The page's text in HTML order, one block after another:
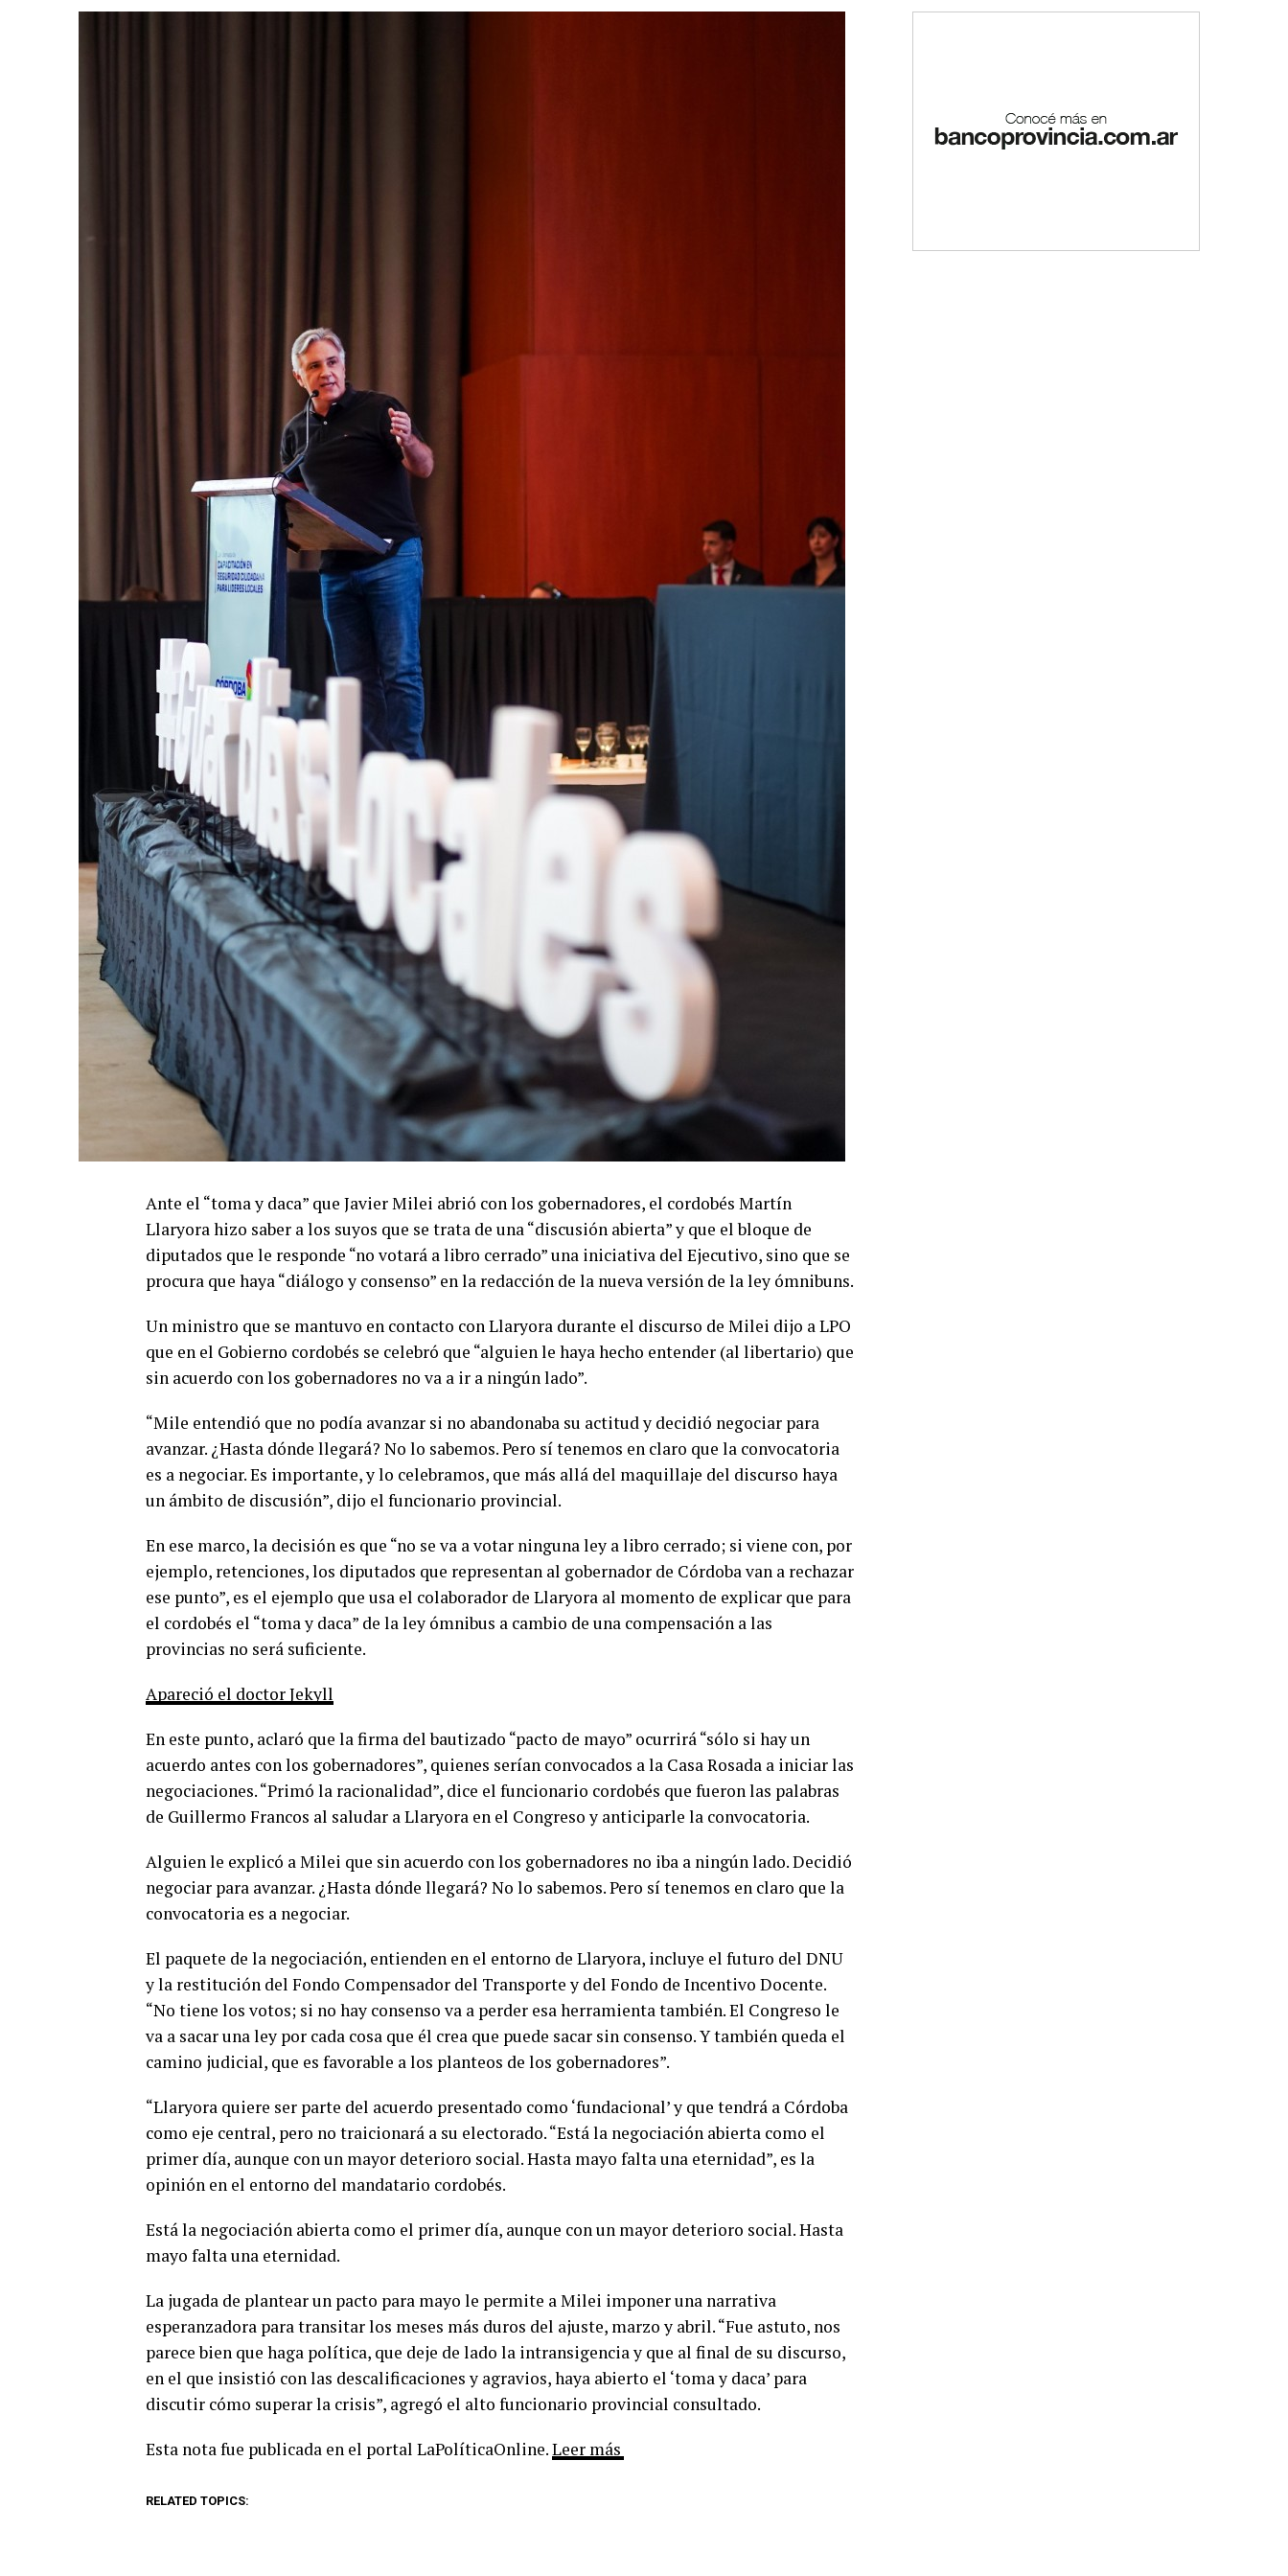
Ante el “toma y daca” que Javier Milei abrió con los gobernadores, el cordobés Martín
Llaryora hizo saber a los suyos que se trata de una “discusión abierta” y que el bloque de
diputados que le responde “no votará a libro cerrado” una iniciativa del Ejecutivo, sino que se
procura que haya “diálogo y consenso” en la redacción de la nueva versión de la ley ómnibuns.
Un ministro que se mantuvo en contacto con Llaryora durante el discurso de Milei dijo a LPO
que en el Gobierno cordobés se celebró que “alguien le haya hecho entender (al libertario) que
sin acuerdo con los gobernadores no va a ir a ningún lado”.
“Mile entendió que no podía avanzar si no abandonaba su actitud y decidió negociar para
avanzar. ¿Hasta dónde llegará? No lo sabemos. Pero sí tenemos en claro que la convocatoria
es a negociar. Es importante, y lo celebramos, que más allá del maquillaje del discurso haya
un ámbito de discusión”, dijo el funcionario provincial.
En ese marco, la decisión es que “no se va a votar ninguna ley a libro cerrado; si viene con, por
ejemplo, retenciones, los diputados que representan al gobernador de Córdoba van a rechazar
ese punto”, es el ejemplo que usa el colaborador de Llaryora al momento de explicar que para
el cordobés el “toma y daca” de la ley ómnibus a cambio de una compensación a las
provincias no será suficiente.
Apareció el doctor Jekyll
En este punto, aclaró que la firma del bautizado “pacto de mayo” ocurrirá “sólo si hay un
acuerdo antes con los gobernadores”, quienes serían convocados a la Casa Rosada a iniciar las
negociaciones. “Primó la racionalidad”, dice el funcionario cordobés que fueron las palabras
de Guillermo Francos al saludar a Llaryora en el Congreso y anticiparle la convocatoria.
Alguien le explicó a Milei que sin acuerdo con los gobernadores no iba a ningún lado. Decidió
negociar para avanzar. ¿Hasta dónde llegará? No lo sabemos. Pero sí tenemos en claro que la
convocatoria es a negociar.
El paquete de la negociación, entienden en el entorno de Llaryora, incluye el futuro del DNU
y la restitución del Fondo Compensador del Transporte y del Fondo de Incentivo Docente.
“No tiene los votos; si no hay consenso va a perder esa herramienta también. El Congreso le
va a sacar una ley por cada cosa que él crea que puede sacar sin consenso. Y también queda el
camino judicial, que es favorable a los planteos de los gobernadores”.
“Llaryora quiere ser parte del acuerdo presentado como ‘fundacional’ y que tendrá a Córdoba
como eje central, pero no traicionará a su electorado. “Está la negociación abierta como el
primer día, aunque con un mayor deterioro social. Hasta mayo falta una eternidad”, es la
opinión en el entorno del mandatario cordobés.
Está la negociación abierta como el primer día, aunque con un mayor deterioro social. Hasta
mayo falta una eternidad.
La jugada de plantear un pacto para mayo le permite a Milei imponer una narrativa
esperanzadora para transitar los meses más duros del ajuste, marzo y abril. “Fue astuto, nos
parece bien que haga política, que deje de lado la intransigencia y que al final de su discurso,
en el que insistió con las descalificaciones y agravios, haya abierto el ‘toma y daca’ para
discutir cómo superar la crisis”, agregó el alto funcionario provincial consultado.
Esta nota fue publicada en el portal LaPolíticaOnline.Leer más
RELATED TOPICS: